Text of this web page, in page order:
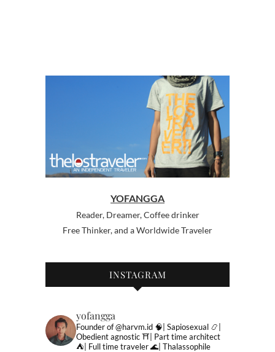
YOFANGGA
Reader, Dreamer, Coffee drinker
Free Thinker, and a Worldwide Traveler
INSTAGRAM
yofangga
Founder of @harvm.id 🧠| Sapiosexual 📿|
Obedient agnostic⛩| Part time architect
⛺️| Full time traveler🌊| Thalassophile